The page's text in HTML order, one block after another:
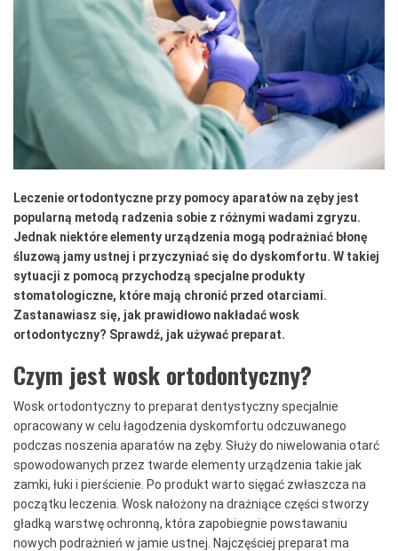
Leczenie ortodontyczne przy pomocy aparatów na zęby jest
popularną metodą radzenia sobie z różnymi wadami zgryzu.
Jednak niektóre elementy urządzenia mogą podrażniać błonę
śluzową jamy ustnej i przyczyniać się do dyskomfortu. W takiej
sytuacji z pomocą przychodzą specjalne produkty
stomatologiczne, które mają chronić przed otarciami.
Zastanawiasz się, jak prawidłowo nakładać wosk
ortodontyczny? Sprawdź, jak używać preparat.
Czym jest wosk ortodontyczny?
Wosk ortodontyczny to preparat dentystyczny specjalnie
opracowany w celu łagodzenia dyskomfortu odczuwanego
podczas noszenia aparatów na zęby. Służy do niwelowania otarć
spowodowanych przez twarde elementy urządzenia takie jak
zamki, łuki i pierścienie. Po produkt warto sięgać zwłaszcza na
początku leczenia. Wosk nałożony na drażniące części stworzy
gładką warstwę ochronną, która zapobiegnie powstawaniu
nowych podrażnień w jamie ustnej. Najczęściej preparat ma